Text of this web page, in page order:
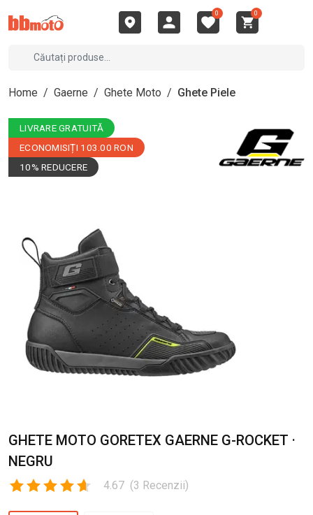
0 0
Home / Gaerne / Ghete Moto / Ghete Piele
LIVRARE GRATUITĂ
ECONOMISIȚI 103.00 RON
10% REDUCERE
GHETE MOTO GORETEX GAERNE G-ROCKET ·
NEGRU
4.67 (3 Recenzii)